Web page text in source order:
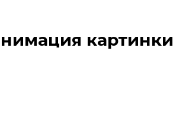
картинки